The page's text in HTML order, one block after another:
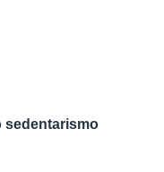
sedentarismo